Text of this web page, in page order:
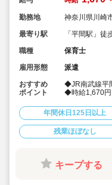
勤務地
神奈川県川崎
最寄り駅
「平間駅」徒
職種
保育士
雇用形態
派遣
おすすめ
ポイント
◆JR南武線平
◆時給1,670円
◆1日6時間か
スの取れる働
◆人間関係良
◆キララサポ
年間休日125日以上
残業ほぼなし
キープする